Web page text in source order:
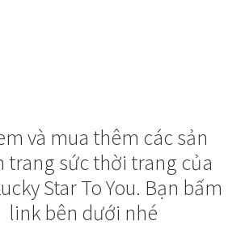
và mua thêm các sản
trang sức thời trang của
Star To You. Bạn bấm
link bên dưới nhé